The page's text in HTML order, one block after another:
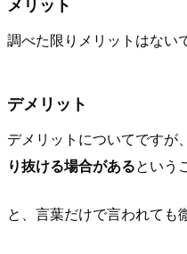
調べた限りメリットはない
デメリット
デメリットについてですが
り抜ける場合があるという
と、言葉だけで言われても